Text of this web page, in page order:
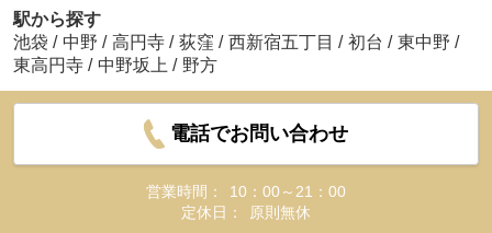
駅から探す
池袋 / 中野 / 高円寺 / 荻窪 / 西新宿五丁目 / 初台 / 東中野 /
東高円寺 / 中野坂上 / 野方
電話でお問い合わせ
営業時間：
10：00～21：00
定休日：
原則無休